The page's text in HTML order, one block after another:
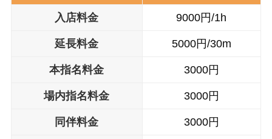
入店料金 9000円/1h
延長料金 5000円/30m
本指名料金 3000円
場内指名料金 3000円
同伴料金 3000円